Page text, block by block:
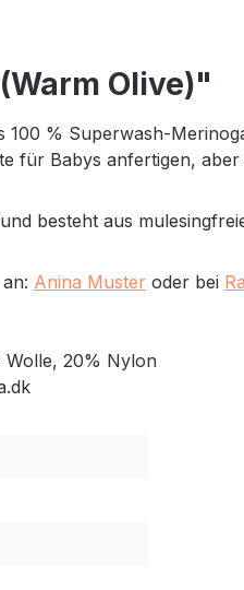
Olive)"
% Superwash-
für Babys anfertigen,
besteht aus
Anina Muster oder bei
Wolle, 20% Nylon